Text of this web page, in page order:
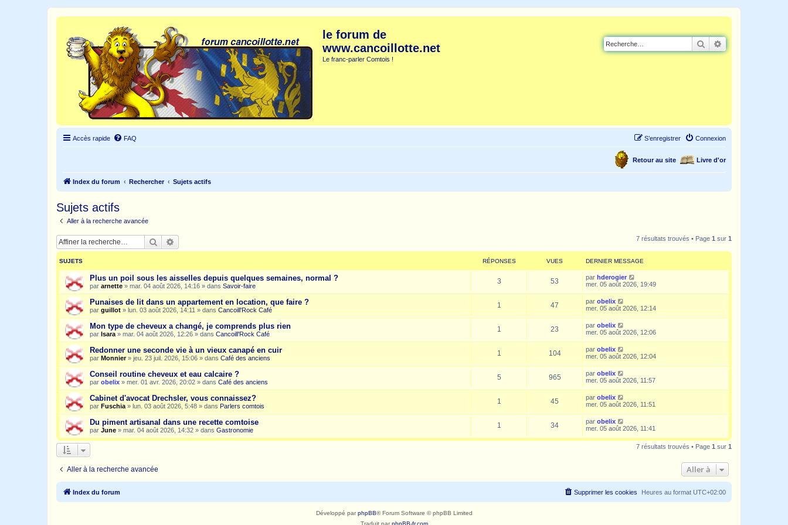
le forum de
www.cancoillotte.net
Le franc-parler Comtois !
Rechercher
Accès rapide FAQ Connexion
S’enregistrer
Livre d'or
Retour au site
Index du forum Rechercher Sujets actifs
Sujets actifs
Aller à la recherche avancée
Rechercher 7 résultats trouvés • Page 1 sur 1
SUJETS RÉPONSES VUES DERNIER MESSAGE
Plus un poil sous les aisselles depuis quelques semaines, normal ?
par arnette » mar. 04 août 2026, 14:16 » dans Savoir-faire
3 53 par hderogier
mer. 05 août 2026, 19:49
Punaises de lit dans un appartement en location, que faire ?
par guillot » lun. 03 août 2026, 14:11 » dans Cancoill'Rock Café
1 47 par obelix
mer. 05 août 2026, 12:14
Mon type de cheveux a changé, je comprends plus rien
par Isara » mar. 04 août 2026, 12:26 » dans Cancoill'Rock Café
1 23 par obelix
mer. 05 août 2026, 12:06
Redonner une seconde vie à un vieux canapé en cuir
par Monnier» jeu. 23 juil. 2026, 15:06 » dans Café des anciens
1 104 par obelix
mer. 05 août 2026, 12:04
Conseil routine cheveux et eau calcaire ?
par obelix » mer. 01 avr. 2026, 20:02 » dans Café des anciens
5 965 par obelix
mer. 05 août 2026, 11:57
Cabinet d'avocat Drechsler, vous connaissez?
par Fuschia » lun. 03 août 2026, 5:48 » dans Parlers comtois
1 45 par obelix
mer. 05 août 2026, 11:51
Du piment artisanal dans une recette comtoise
par June » mar. 04 août 2026, 14:32 » dans Gastronomie
1 34 par obelix
mer. 05 août 2026, 11:41
7 résultats trouvés • Page 1 sur 1
Aller à la recherche avancée Aller à
Index du forum Heures au format UTC+02:00
Supprimer les cookies
Développé parphpBB® Forum Software © phpBB Limited
Traduit parphpBB-fr.com